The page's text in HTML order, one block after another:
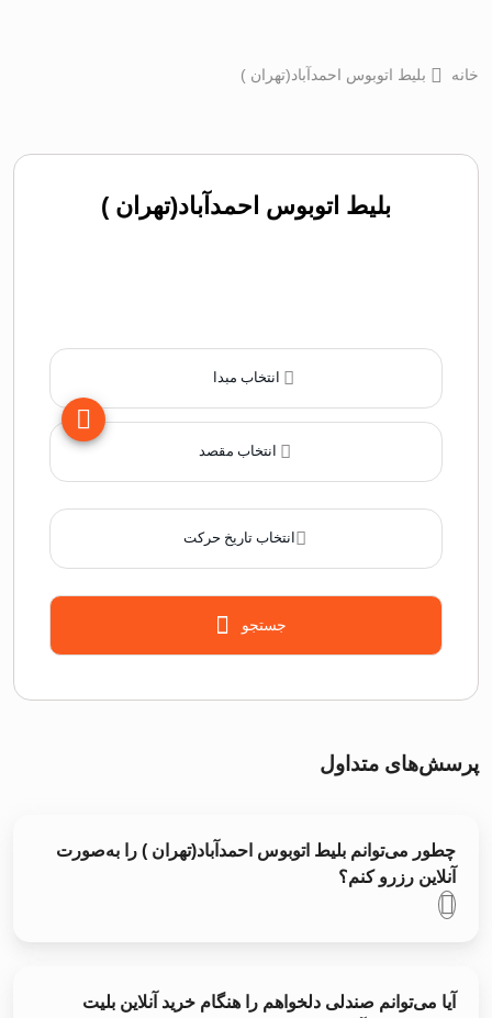
خانه بلیط اتوبوس احمدآباد(تهران )
بلیط اتوبوس احمدآباد(تهران )
انتخاب تاریخ حرکت
جستجو
پرسش‌های متداول
چطور می‌توانم بلیط اتوبوس احمدآباد(تهران ) را به‌صورت
آنلاین رزرو کنم؟
آیا می‌توانم صندلی دلخواهم را هنگام خرید آنلاین بلیت